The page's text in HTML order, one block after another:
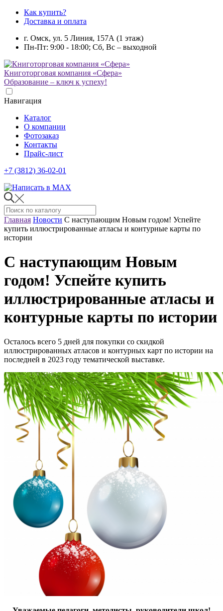
Как купить?
Доставка и оплата
г. Омск, ул. 5 Линия, 157А (1 этаж)
Пн-Пт: 9:00 - 18:00; Сб, Вс – выходной
Книготорговая компания «Сфера»
Образование – ключ к успеху!
Навигация
Каталог
О компании
Фотозаказ
Контакты
Прайс-лист
+7 (3812) 36-02-01
Главная Новости С наступающим Новым годом! Успейте
купить иллюстрированные атласы и контурные карты по
истории
С наступающим Новым
годом! Успейте купить
иллюстрированные атласы и
контурные карты по истории
Осталось всего 5 дней для покупки со скидкой
иллюстрированных атласов и контурных карт по истории на
последней в 2023 году тематической выставке.